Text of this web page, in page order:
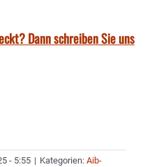
Dann schreiben Sie uns
- 5:55 | Kategorien: Aib-